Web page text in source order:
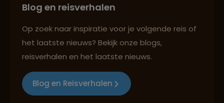
Best beoordeelde reisroutes
Reizen met oog voor mens, cultuur en milieu
Blog en reisverhalen
Op zoek naar inspiratie voor je volgende reis of
het laatste nieuws? Bekijk onze blogs,
reisverhalen en het laatste nieuws.
Blog en Reisverhalen